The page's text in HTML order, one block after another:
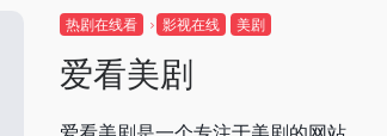
热剧在线看 影视在线 美剧
爱看美剧